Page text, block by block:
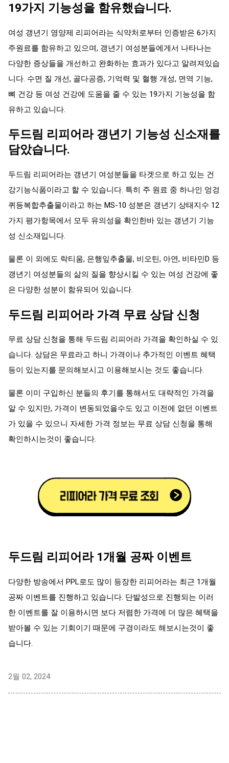
19가지 기능성을 함유했습니다.
여성 갱년기 영양제 리피어라는 식약처로부터 인증받은 6가지
주원료를 함유하고 있으며, 갱년기 여성분들에게서 나타나는
다양한 증상들을 개선하고 완화하는 효과가 있다고 알려져있습
니다. 수면 질 개선, 골다공증, 기억력 및 혈행 개성, 면역 기능,
뼈 건강 등 여성 건강에 도움을 줄 수 있는 19가지 기능성을 함
유하고 있습니다.
두드림 리피어라 갱년기 기능성 신소재를
담았습니다.
두드림 리피어라는 갱년기 여성분들을 타겟으로 하고 있는 건
강기능식품이라고 할 수 있습니다. 특히 주 원료 중 하나인 엉겅
퀴등복합추출물이라고 하는 MS-10 성분은 갱년기 상태지수 12
가지 평가항목에서 모두 유의성을 확인한바 있는 갱년기 기능
성 신소재입니다.
물론 이 외에도 락티움, 은행잎추출물, 비오틴, 아연, 비타민D 등
갱년기 여성분들의 삶의 질을 향상시킬 수 있는 여성 건강에 좋
은 다양한 성분이 함유되어 있습니다.
두드림 리피어라 가격 무료 상담 신청
무료 상담 신청을 통해 두드림 리피어라 가격을 확인하실 수 있
습니다. 상담은 무료라고 하니 가격이나 추가적인 이벤트 혜택
등이 있는지를 문의해보시고 이용해보시는 것도 좋습니다.
물론 이미 구입하신 분들의 후기를 통해서도 대략적인 가격을
알 수 있지만, 가격이 변동되었을수도 있고 이전에 없던 이벤트
가 있을 수 있으니 자세한 가격 정보는 무료 상담 신청을 통해
확인하시는것이 좋습니다.
두드림 리피어라 1개월 공짜 이벤트
다양한 방송에서 PPL로도 많이 등장한 리피어라는 최근 1개월
공짜 이벤트를 진행하고 있습니다. 단발성으로 진행되는 이러
한 이벤트를 잘 이용하시면 보다 저렴한 가격에 더 많은 혜택을
받아볼 수 있는 기회이기 때문에 구경이라도 해보시는것이 좋
습니다.
2월 02, 2024